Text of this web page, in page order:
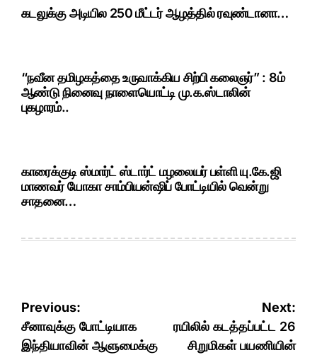
கடலுக்கு அடியில 250 மீட்டர் ஆழத்தில் ரவுண்டானா…
“நவீன தமிழகத்தை உருவாக்கிய சிற்பி கலைஞர்” : 8ம்
ஆண்டு நினைவு நாளையொட்டி மு.க.ஸ்டாலின்
புகழாரம்..
காரைக்குடி ஸ்மார்ட் ஸ்டார்ட் மழலையர் பள்ளி யு.கே.ஜி
மாணவர் யோகா சாம்பியன்ஷிப் போட்டியில் வென்று
சாதனை…
Post
navigation
Previous:
சீனாவுக்கு போட்டியாக
இந்தியாவின் ஆளுமைக்கு
Next:
ரயிலில் கடத்தப்பட்ட 26
சிறுமிகள் பயணியின்